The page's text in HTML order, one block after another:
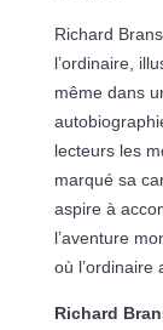
Richard
l’ordinaire,
même dans
lecteurs les
marqué sa
aspire à
l’aventure
où l’ordinaire
Richard